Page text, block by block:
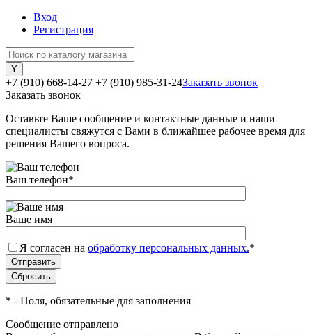
Вход
Регистрация
+7 (910) 668-14-27 +7 (910) 985-31-24Заказать звонок
Заказать звонок
Оставьте Ваше сообщение и контактные данные и наши
специалисты свяжутся с Вами в ближайшее рабочее время для
решения Вашего вопроса.
Ваш телефон*
Ваше имя
Я согласен на обработку персональных данных.*
* - Поля, обязательные для заполнения
Сообщение отправлено